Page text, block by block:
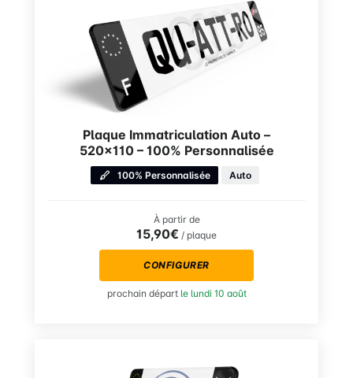
Plaque Immatriculation Auto –
520×110 – 100% Personnalisée
100% Personnalisée Auto
À partir de
15,90€ / plaque
CONFIGURER
prochain départ le lundi 10 août